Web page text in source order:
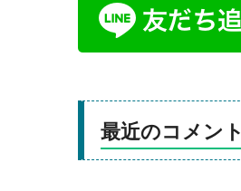
最近のコメント